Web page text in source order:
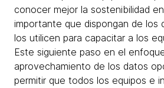
conocer mejor la sostenibilidad
importante que dispongan de los
los utilicen para capacitar a los
Este siguiente paso en el
aprovechamiento de los datos
permitir que todos los equipos e